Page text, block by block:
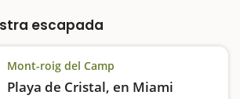
escapada
Mont-roig del Camp
Playa de Cristal, en Miami